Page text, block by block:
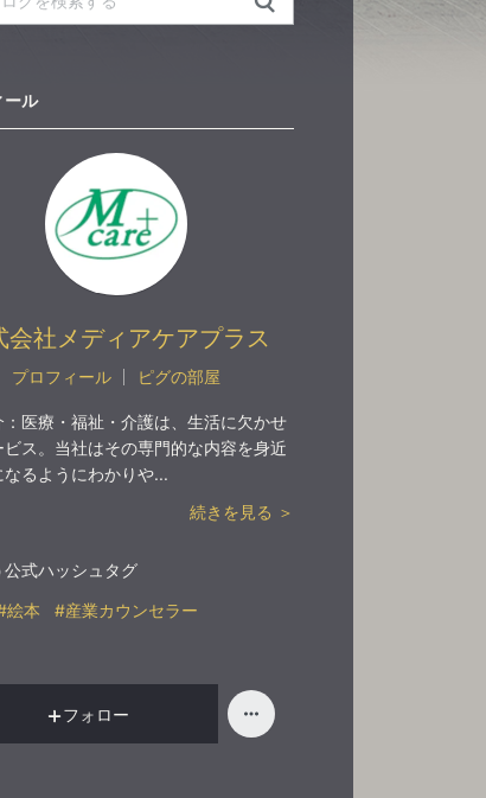
ール
会社メディアケアプラス
プロフィール ピグの部屋
医療・福祉・介護は、生活に欠かせ
ビス。当社はその専門的な内容を身近
なるようにわかりや...
続きを見る ＞
公式ハッシュタグ
絵本 #産業カウンセラー
フォロー